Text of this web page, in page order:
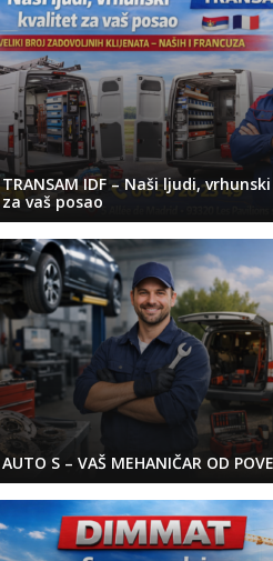
TRANSAM IDF – Naši ljudi,
za vaš posao
AUTO S – VAŠ MEHANIČAR OD